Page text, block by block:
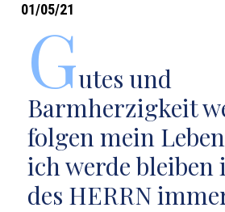
01/05/21
Gutes und
Barmherzigkeit
folgen mein
ich werde bleiben
des HERRN